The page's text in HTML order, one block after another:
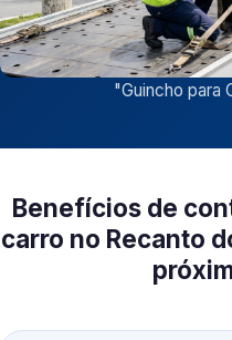
"Guincho para
Benefícios de
carro no Recanto